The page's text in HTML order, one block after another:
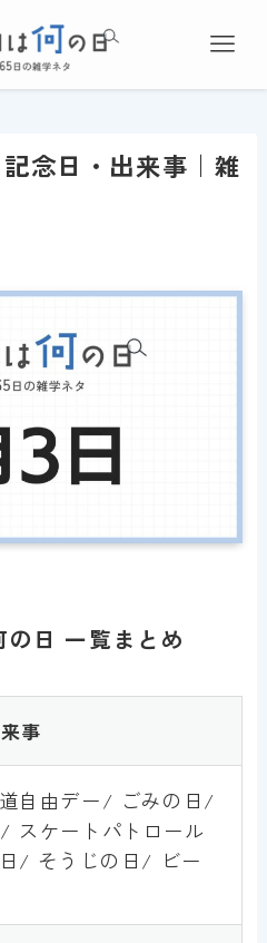
念日・出来事｜雑
の日 一覧まとめ
事
自由デー/ ごみの日/
スケートパトロール
/ そうじの日/ ビー